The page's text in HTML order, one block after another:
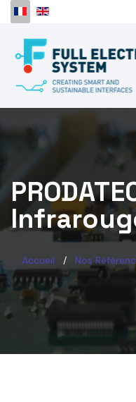
Sélectionnez votre langue
Accueil Nos